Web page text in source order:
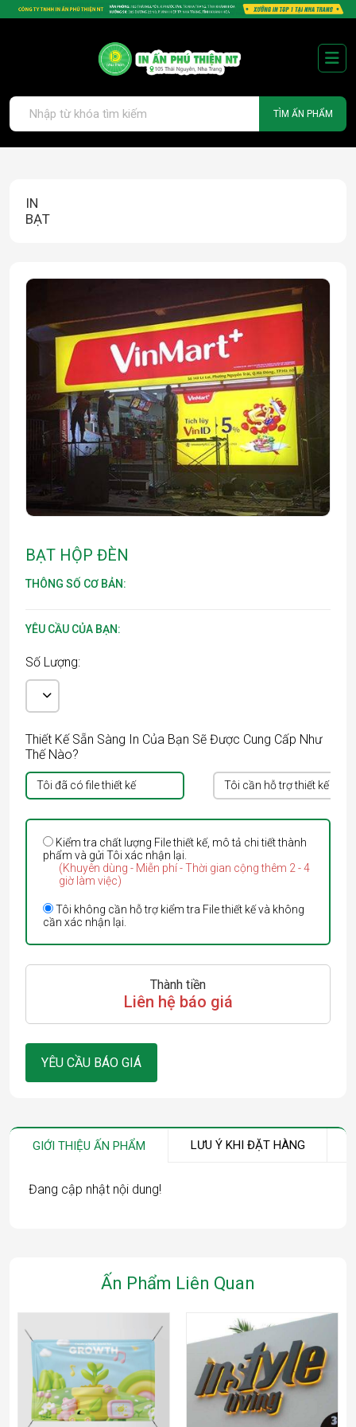
TÌM ẤN PHẨM
IN
BẠT
BẠT HỘP ĐÈN
THÔNG SỐ CƠ BẢN:
YÊU CẦU CỦA BẠN:
Số Lượng:
Thiết Kế Sẵn Sàng In Của Bạn Sẽ Được Cung Cấp Như
Thế Nào?
Tôi đã có file thiết kế Tôi cần hỗ trợ thiết kế
Kiểm tra chất lượng File thiết kế, mô tả chi tiết thành
phẩm và gửi Tôi xác nhận lại.
(Khuyên dùng - Miễn phí - Thời gian cộng thêm 2 - 4
giờ làm việc)
Tôi không cần hỗ trợ kiểm tra File thiết kế và không
cần xác nhận lại.
Thành tiền
Liên hệ báo giá
YÊU CẦU BÁO GIÁ
GIỚI THIỆU ẤN PHẨM LƯU Ý KHI ĐẶT HÀNG
Đang cập nhật nội dung!
Ấn Phẩm Liên Quan